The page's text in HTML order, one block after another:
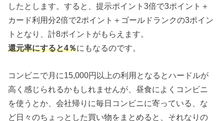
したとします。すると、提示ポイント3倍で3ポイント＋
カード利用分2倍で2ポイント＋ゴールドランクの3ポイン
トとなり、計8ポイントがもらえます。
還元率にすると4％にもなるのです。
コンビニで月に15,000円以上の利用となるとハードルが
高く感じられるかもしれませんが、昼食によくコンビニ
を使うとか、会社帰りに毎日コンビニに寄っている、な
ど日々のちょっとした買い物をまとめると、それなりの